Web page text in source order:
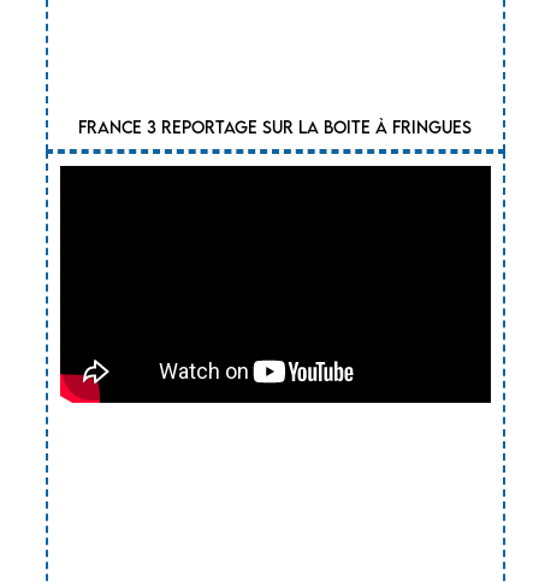
France 3 reportage sur la boite à Fringues